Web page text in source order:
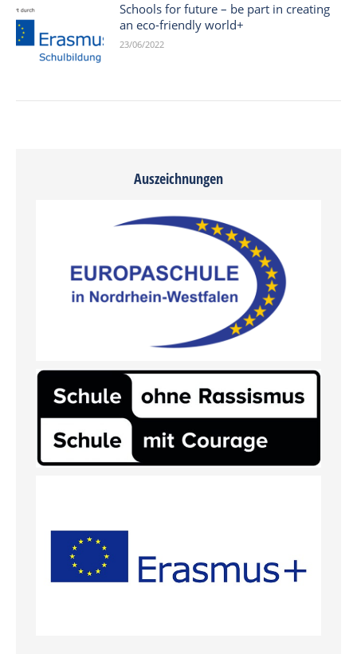
Schools for future – be part in creating
an eco-friendly world+
23/06/2022
Auszeichnungen